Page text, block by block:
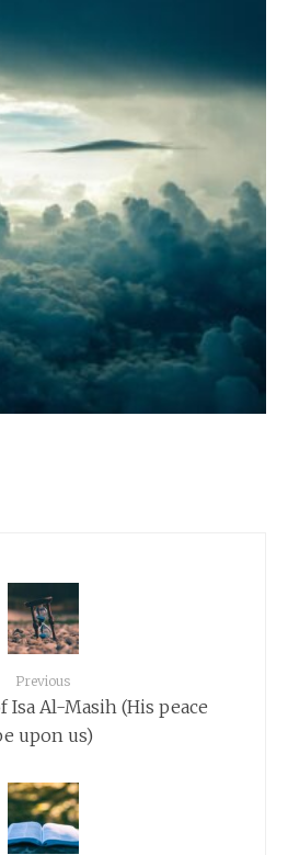
Previous
Isa Al-Masih (His peace
upon us)